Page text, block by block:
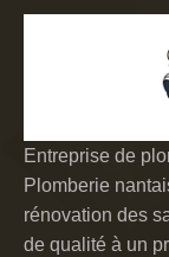
Entreprise de
Plomberie
rénovation des
de qualité à un